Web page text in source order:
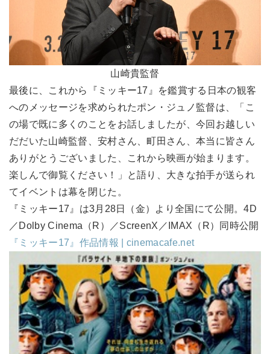
山崎貴監督
最後に、これから『ミッキー17』を鑑賞する日本の観客
へのメッセージを求められたポン・ジュノ監督は、「こ
の場で既に多くのことをお話しましたが、今回お越しい
だだいた山崎監督、安村さん、町田さん、本当に皆さん
ありがとうございました、これから映画が始まります。
楽しんで御覧ください！」と語り、大きな拍手が送られ
てイベントは幕を閉じた。
『ミッキー17』は3月28日（金）より全国にて公開。4D
／Dolby Cinema（R）／ScreenX／IMAX（R）同時公開
『ミッキー17』作品情報 | cinemacafe.net